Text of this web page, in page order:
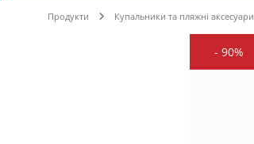
Продукти Купальники та пляжні аксесуари
-90%